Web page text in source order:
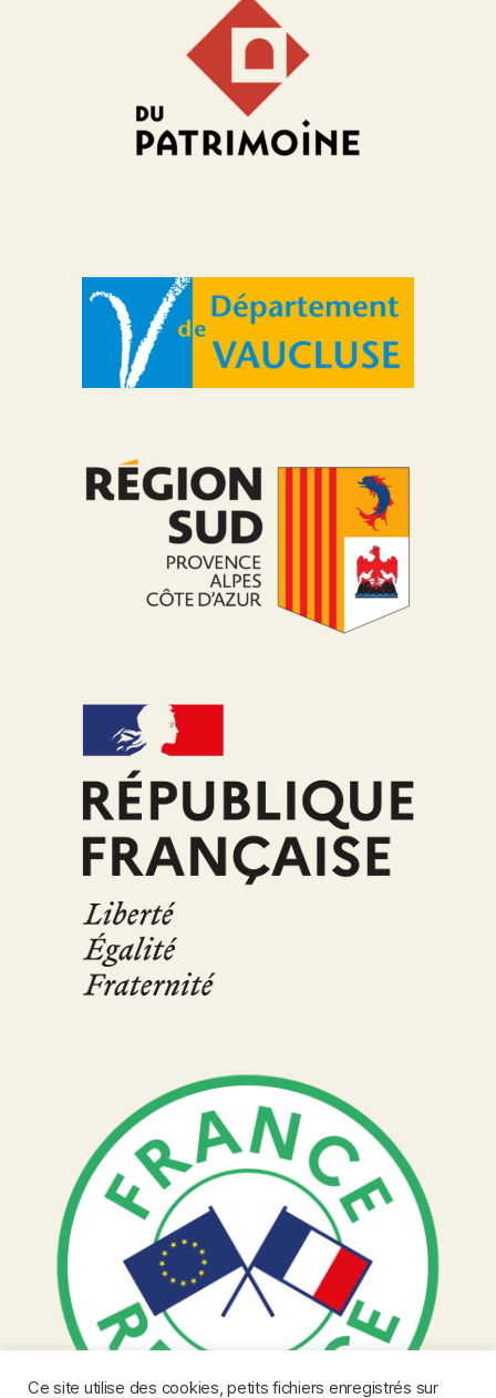
Ce site utilise des cookies, petits fichiers enregistrés sur